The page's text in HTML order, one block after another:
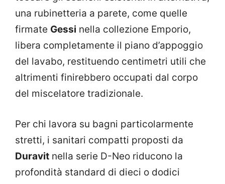
una rubinetteria a parete, come quelle
firmate Gessi nella collezione Emporio,
libera completamente il piano d’appoggio
del lavabo, restituendo centimetri utili che
altrimenti finirebbero occupati dal corpo
del miscelatore tradizionale.
Per chi lavora su bagni particolarmente
stretti, i sanitari compatti proposti da
Duravit nella serie D-Neo riducono la
profondità standard di dieci o dodici